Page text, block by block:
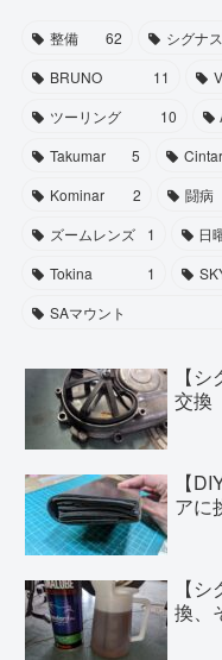
整備 62 シグナス
BRUNO
11
ツーリング
10
Takumar
5 Cintar
Kominar
2 闘病
ズームレンズ
1 日
Tokina
1
SAマウント
【
交換
【
アに
【
換、